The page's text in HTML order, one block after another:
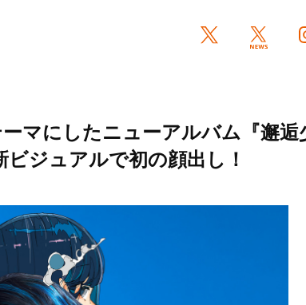
マにしたニューアルバム『邂逅
ジュアルで初の顔出し！